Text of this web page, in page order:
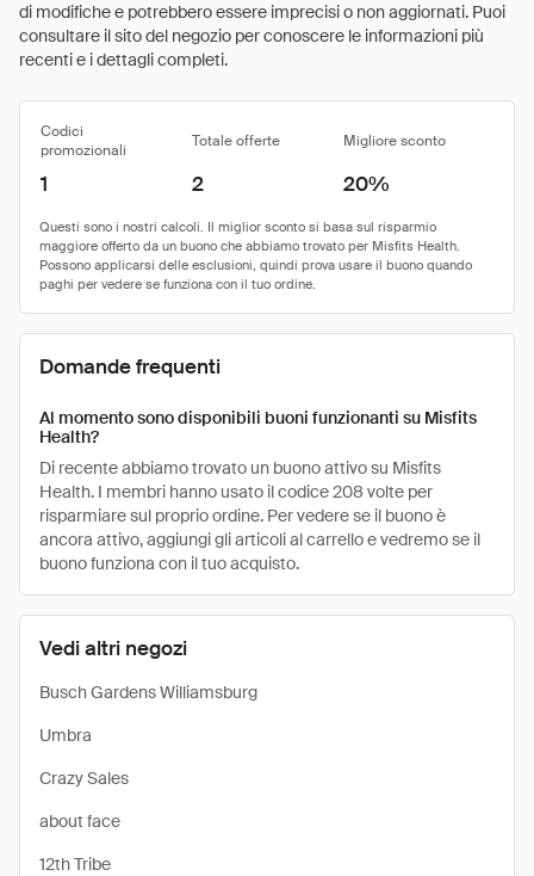
di modifiche e potrebbero essere imprecisi o non aggiornati. Puoi
consultare il sito del negozio per conoscere le informazioni più
recenti e i dettagli completi.
Vedi altri negozi
Busch Gardens Williamsburg
Umbra
Crazy Sales
about face
12th Tribe
Codici
promozionali
Totale offerte Migliore sconto
1 2 20%
Domande frequenti
Al momento sono disponibili buoni funzionanti su Misfits
Health?
Di recente abbiamo trovato un buono attivo su Misfits
Health. I membri hanno usato il codice 208 volte per
risparmiare sul proprio ordine. Per vedere se il buono è
ancora attivo, aggiungi gli articoli al carrello e vedremo se il
buono funziona con il tuo acquisto.